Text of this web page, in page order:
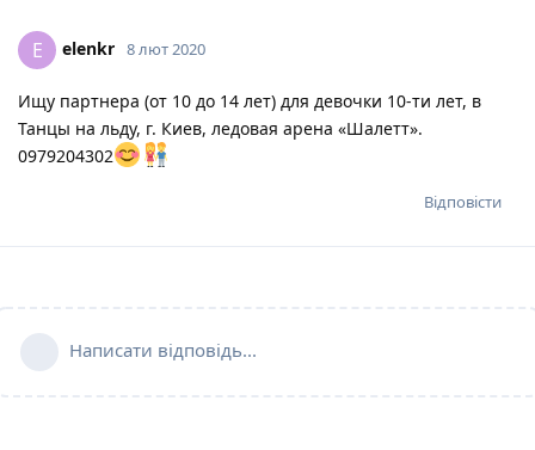
E elenkr 8 лют 2020
Ищу партнера (от 10 до 14 лет) для девочки 10-ти лет, в
Танцы на льду, г. Киев, ледовая арена «Шалетт».
0979204302
Відповісти
Написати відповідь...